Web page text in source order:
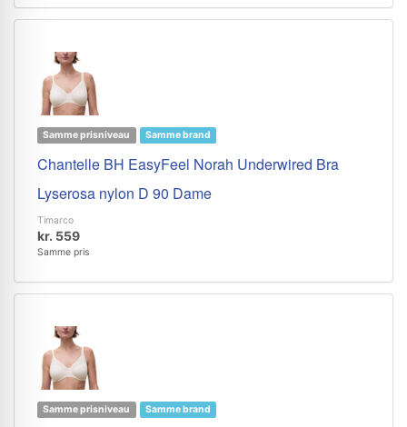
Samme prisniveau Samme brand
Chantelle BH EasyFeel Norah Underwired Bra
Lyserosa nylon D 90 Dame
Timarco
kr. 559
Samme pris
Samme prisniveau Samme brand